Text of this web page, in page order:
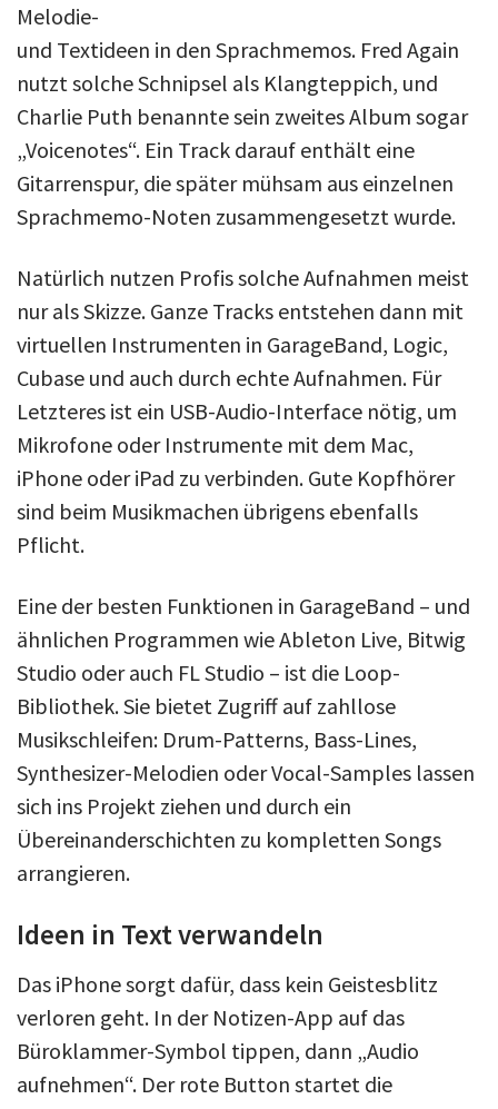
Melodie-
und Textideen in den Sprachmemos. Fred Again
nutzt solche Schnipsel als Klangteppich, und
Charlie Puth benannte sein zweites Album sogar
„Voicenotes“. Ein Track darauf enthält eine
Gitarrenspur, die später mühsam aus einzelnen
Sprachmemo-Noten zusammengesetzt wurde.
Natürlich nutzen Profis solche Aufnahmen meist
nur als Skizze. Ganze Tracks entstehen dann mit
virtuellen Instrumenten in GarageBand, Logic,
Cubase und auch durch echte Aufnahmen. Für
Letzteres ist ein USB-Audio-Interface nötig, um
Mikrofone oder Instrumente mit dem Mac,
iPhone oder iPad zu verbinden. Gute Kopfhörer
sind beim Musikmachen übrigens ebenfalls
Pflicht.
Eine der besten Funktionen in GarageBand – und
ähnlichen Programmen wie Ableton Live, Bitwig
Studio oder auch FL Studio – ist die Loop-
Bibliothek. Sie bietet Zugriff auf zahllose
Musikschleifen: Drum-Patterns, Bass-Lines,
Synthesizer-Melodien oder Vocal-Samples lassen
sich ins Projekt ziehen und durch ein
Übereinanderschichten zu kompletten Songs
arrangieren.
Ideen in Text verwandeln
Das iPhone sorgt dafür, dass kein Geistesblitz
verloren geht. In der Notizen-App auf das
Büroklammer-Symbol tippen, dann „Audio
aufnehmen“. Der rote Button startet die